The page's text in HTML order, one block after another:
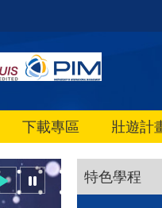
下載專區 壯遊計
特色學程